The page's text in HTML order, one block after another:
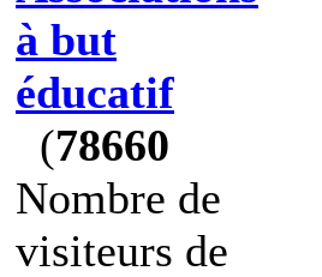
à but
éducatif
(78660
Nombre de
visiteurs de